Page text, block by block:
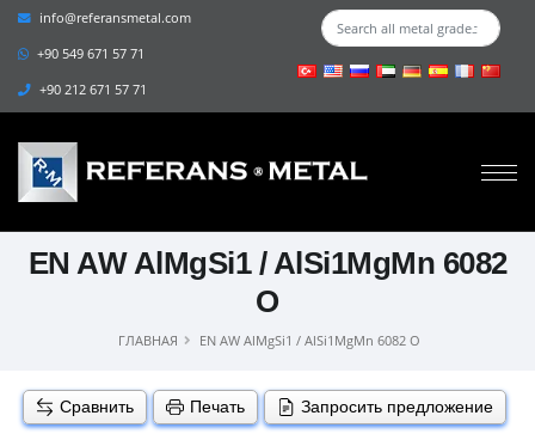
info@referansmetal.com
+90 549 671 57 71
+90 212 671 57 71
EN AW AlMgSi1 / AlSi1MgMn 6082
O
ГЛАВНАЯ EN AW AlMgSi1 / AlSi1MgMn 6082 O
Сравнить Печать Запросить предложение